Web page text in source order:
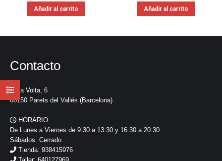
Añadir al carrito Añadir al carrito
Contacto
La Volta, 6
08150 Parets del Vallés (Barcelona)
HORARIO
De Lunes a Viernes de 9:30 a 13:30 y 16:30 a 20:30
Sábados: Cerrado
Tienda: 938415976